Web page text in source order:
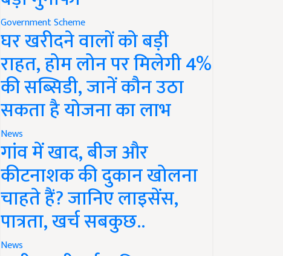
Government Scheme
घर खरीदने वालों को बड़ी
राहत, होम लोन पर मिलेगी 4%
की सब्सिडी, जानें कौन उठा
सकता है योजना का लाभ
News
गांव में खाद, बीज और
कीटनाशक की दुकान खोलना
चाहते हैं? जानिए लाइसेंस,
पात्रता, खर्च सबकुछ..
News